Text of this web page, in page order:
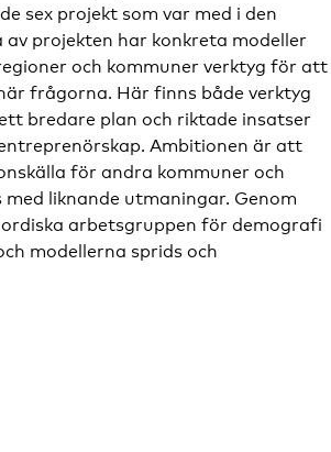
sex projekt som var med i den
projekten har konkreta modeller
och kommuner verktyg för att
frågorna. Här finns både verktyg
bredare plan och riktade insatser
Ambitionen är att
för andra kommuner och
liknande utmaningar. Genom
arbetsgruppen för demografi
modellerna sprids och